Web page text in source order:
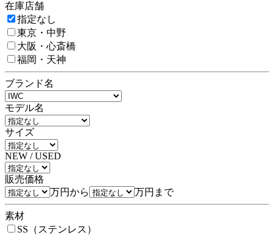
在庫店舗
指定なし
東京・中野
大阪・心斎橋
福岡・天神
ブランド名
モデル名
サイズ
NEW / USED
販売価格
万円から
万円まで
素材
SS（ステンレス）